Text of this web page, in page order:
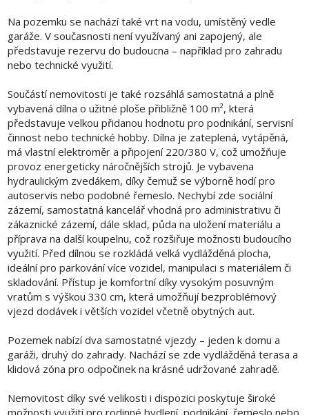
Na pozemku se nachází také vrt na vodu, umístěný vedle
garáže. V současnosti není využívaný ani zapojený, ale
představuje rezervu do budoucna – například pro zahradu
nebo technické využití.
Součástí nemovitosti je také rozsáhlá samostatná a plně
vybavená dílna o užitné ploše přibližně 100 m², která
představuje velkou přidanou hodnotu pro podnikání, servisní
činnost nebo technické hobby. Dílna je zateplená, vytápěná,
má vlastní elektroměr a připojení 220/380 V, což umožňuje
provoz energeticky náročnějších strojů. Je vybavena
hydraulickým zvedákem, díky čemuž se výborně hodí pro
autoservis nebo podobné řemeslo. Nechybí zde sociální
zázemí, samostatná kancelář vhodná pro administrativu či
zákaznické zázemí, dále sklad, půda na uložení materiálu a
příprava na další koupelnu, což rozšiřuje možnosti budoucího
využití. Před dílnou se rozkládá velká vydlážděná plocha,
ideální pro parkování více vozidel, manipulaci s materiálem či
skladování. Přístup je komfortní díky vysokým posuvným
vratům s výškou 330 cm, která umožňují bezproblémový
vjezd dodávek i větších vozidel včetně obytných aut.
Pozemek nabízí dva samostatné vjezdy – jeden k domu a
garáži, druhý do zahrady. Nachází se zde vydlážděná terasa a
klidová zóna pro odpočinek na krásné udržované zahradě.
Nemovitost díky své velikosti i dispozici poskytuje široké
možnosti využití pro rodinné bydlení, podnikání, řemeslo nebo